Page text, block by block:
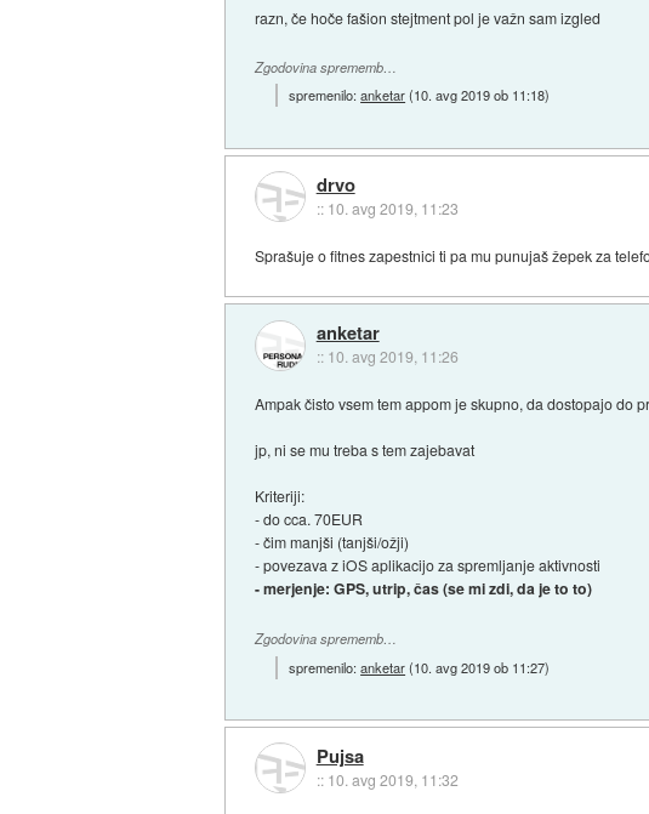
razn, če hoče fašion stejtment pol je važn sam izgled
Zgodovina sprememb…
spremenilo:anketar(10. avg 2019 ob 11:18)
drvo
:: 10. avg 2019, 11:23
Sprašuje o fitnes zapestnici ti pa mu punujaš žepek za
anketar
:: 10. avg 2019, 11:26
Ampak čisto vsem tem appom je skupno, da dostopajo do
jp, ni se mu treba s tem zajebavat
Kriteriji:
- do cca. 70EUR
- čim manjši (tanjši/ožji)
- povezava z iOS aplikacijo za spremljanje aktivnosti
- merjenje: GPS, utrip, čas (se mi zdi, da je to to)
Zgodovina sprememb…
spremenilo:anketar(10. avg 2019 ob 11:27)
Pujsa
:: 10. avg 2019, 11:32